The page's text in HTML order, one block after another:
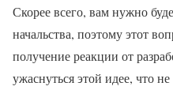
Скорее всего, вам нужно
начальства, поэтому этот
получение реакции от
ужаснуться этой идее, что